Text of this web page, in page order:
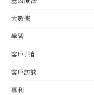
大數據
學習
客戶共創
客戶訪談
專利